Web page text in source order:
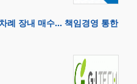
례 장내 매수… 책임경영 통한